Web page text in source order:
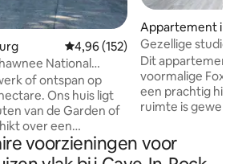
Gemiddelde beoordeling van
4,96 (152)
National
of ontspan op
Ons huis ligt
van de Garden of
over een
internet en voldoende
en van de
Appartement in
Gezellige studio
Centrum
Dit appartement
voormalige
een prachtig
ruimte is
bakstenen en
een charmante
voorzieningen voor